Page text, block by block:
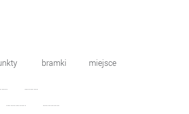
bramki miejsce
………
…………. …........